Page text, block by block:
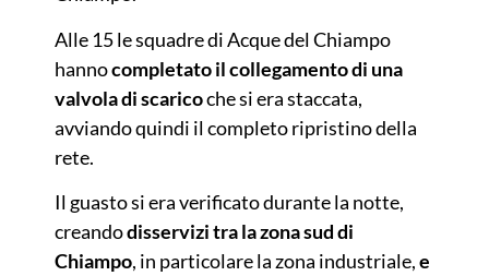
Alle 15 le squadre di Acque del Chiampo
hannocompletato il collegamento di una
valvola di scaricoche si era staccata,
avviando quindi il completo ripristino della
rete.
Il guasto si era verificato durante la notte,
creandodisservizi tra la zona sud di
Chiampo, in particolare la zona industriale,e